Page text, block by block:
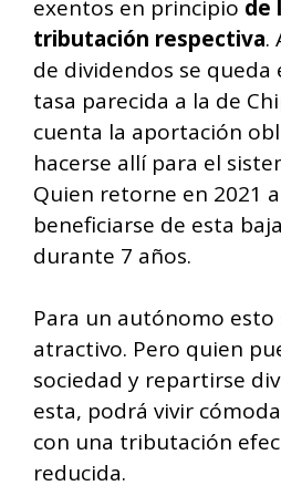
exentos en principio de
tributación respectiva.
de dividendos se queda
tasa parecida a la de
cuenta la aportación
hacerse allí para el
Quien retorne en 2021
beneficiarse de esta
durante 7 años.
Para un autónomo esto
atractivo. Pero quien
sociedad y repartirse
esta, podrá vivir
con una tributación
reducida.